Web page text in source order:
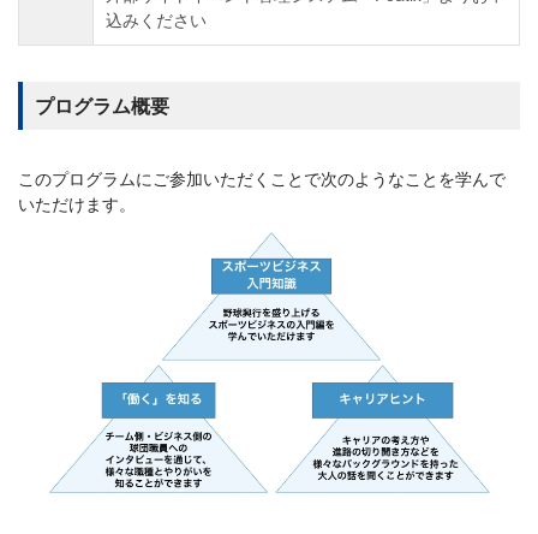
込みください
プログラム概要
このプログラムにご参加いただくことで次のようなことを学んで
いただけます。